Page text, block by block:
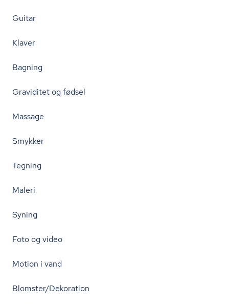
Guitar
Klaver
Bagning
Graviditet og fødsel
Massage
Smykker
Tegning
Maleri
Syning
Foto og video
Motion i vand
Blomster/Dekoration